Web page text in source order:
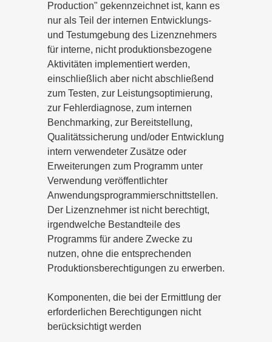
Production" gekennzeichnet ist, kann es
nur als Teil der internen Entwicklungs-
und Testumgebung des Lizenznehmers
für interne, nicht produktionsbezogene
Aktivitäten implementiert werden,
einschließlich aber nicht abschließend
zum Testen, zur Leistungsoptimierung,
zur Fehlerdiagnose, zum internen
Benchmarking, zur Bereitstellung,
Qualitätssicherung und/oder Entwicklung
intern verwendeter Zusätze oder
Erweiterungen zum Programm unter
Verwendung veröffentlichter
Anwendungsprogrammierschnittstellen.
Der Lizenznehmer ist nicht berechtigt,
irgendwelche Bestandteile des
Programms für andere Zwecke zu
nutzen, ohne die entsprechenden
Produktionsberechtigungen zu erwerben.
Komponenten, die bei der Ermittlung der
erforderlichen Berechtigungen nicht
berücksichtigt werden